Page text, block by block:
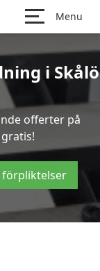
Menu
i Skålö
offerter på
förpliktelser